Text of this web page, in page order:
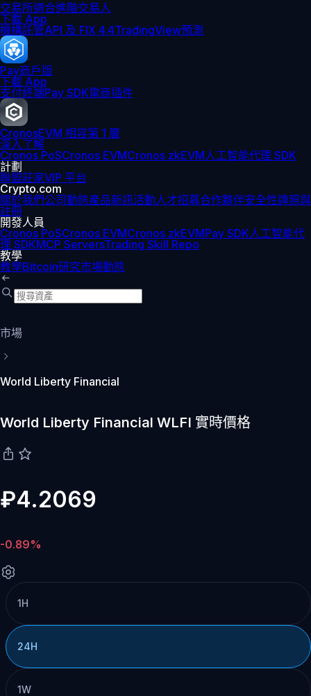
交易所適合進階交易人
下載 App
機構託管API 及 FIX 4.4TradingView預測
Pay商戶版
下載 App
支付終端Pay SDK電商插件
CronosEVM 相容第 1 層
深入了解
Cronos PoSCronos EVMCronos zkEVM人工智能代理 SDK
計劃
聯盟莊家VIP 平台
Crypto.com
關於我們公司動態產品新訊活動人才招募合作夥伴安全性牌照與
註冊
開發人員
Cronos PoSCronos EVMCronos zkEVMPay SDK人工智能代
理 SDKMCP ServersTrading Skill Repo
教學
教學Bitcoin研究市場動態
市場
World Liberty Financial
World Liberty Financial WLFI 實時價格
₽4.2069
-0.89%
1H
24H
1W